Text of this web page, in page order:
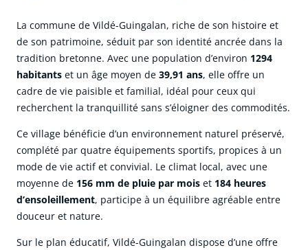
La commune de Vildé-Guingalan, riche de son histoire et
de son patrimoine, séduit par son identité ancrée dans la
tradition bretonne. Avec une population d’environ 1294
habitants et un âge moyen de 39,91 ans, elle offre un
cadre de vie paisible et familial, idéal pour ceux qui
recherchent la tranquillité sans s’éloigner des commodités.
Ce village bénéficie d’un environnement naturel préservé,
complété par quatre équipements sportifs, propices à un
mode de vie actif et convivial. Le climat local, avec une
moyenne de 156 mm de pluie par mois et 184 heures
d’ensoleillement, participe à un équilibre agréable entre
douceur et nature.
Sur le plan éducatif, Vildé-Guingalan dispose d’une offre